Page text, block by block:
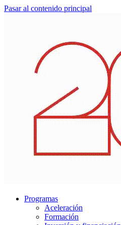
Pasar al contenido principal
Programas
Aceleración
Formación